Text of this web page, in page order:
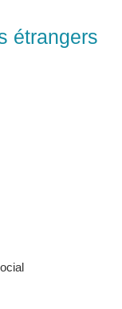
étrangers